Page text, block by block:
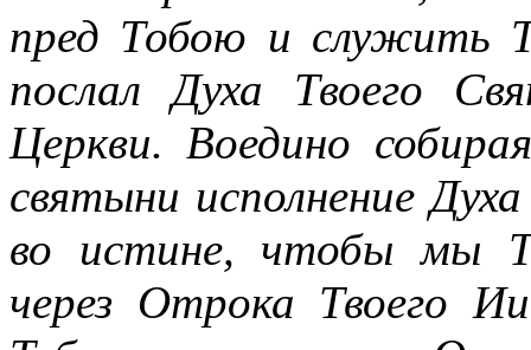
пред Тобою и служить
послал Духа Твоего
Церкви. Воедино
святыни исполнение
во истине, чтобы мы
через Отрока Твоего